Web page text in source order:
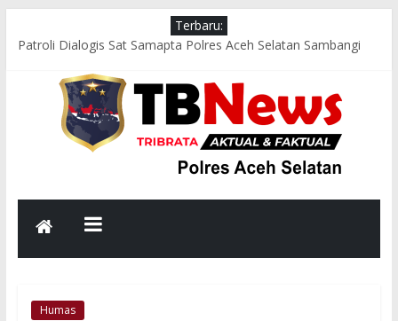
Terbaru:
Patroli Dialogis Sat Samapta Polres Aceh Selatan Sambangi
Masyarakat
Bhabinkamtibmas Polsek Kluet Tengah Gencarkan Sambang
Warga, Edukasi Bahaya Narkoba dan Judi Online
Bhabinkamtibmas Polsek Kluet Utara Sambangi Warga,
Sampaikan Pesan Kamtibmas dan Serap Aspirasi Masyarakat
Rangkul Pemuda Wujudkan Lingkungan Aman dan Kondusif
Patroli Dialogis Polsek Pasie Raja Sambangi Pasar Tradisional,
Pengunjung
Humas